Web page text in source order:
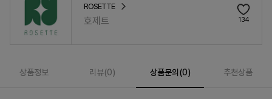
ROSETTE
호제트 134
상품정보 리뷰(0) 상품문의(0) 추천상품